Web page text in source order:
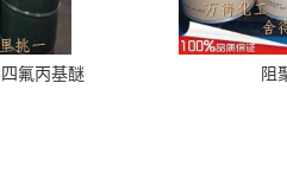
氟丙基醚 阻